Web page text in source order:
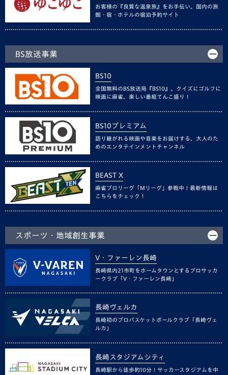
お客様の『良質な温泉旅』をお手伝い。国内の旅
館・宿・ホテルの宿泊予約サイト
BS放送事業
BS10
全国無料のBS放送局『BS10』。クイズにゴルフに
映画に麻雀、楽しい番組てんこ盛り！
BS10プレミアム
語り継がれる映画や音楽をお届けする、大人のた
めのエンタテインメントチャンネル
BEAST X
麻雀プロリーグ「Mリーグ」参戦中！最新情報は
こちらをチェック！
スポーツ・地域創生事業
V・ファーレン長崎
長崎県内21市町をホームタウンとするプロサッカ
ークラブ「V・ファーレン長崎」
長崎ヴェルカ
長崎初のプロバスケットボールクラブ「長崎ヴェ
ルカ」
長崎スタジアムシティ
長崎駅から徒歩約10分！サッカースタジアムを中